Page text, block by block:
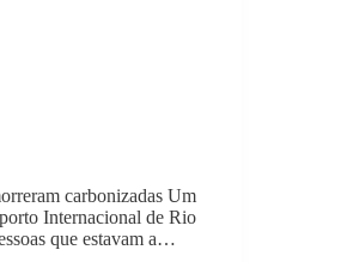
carbonizadas Um
Internacional de Rio
que estavam a…